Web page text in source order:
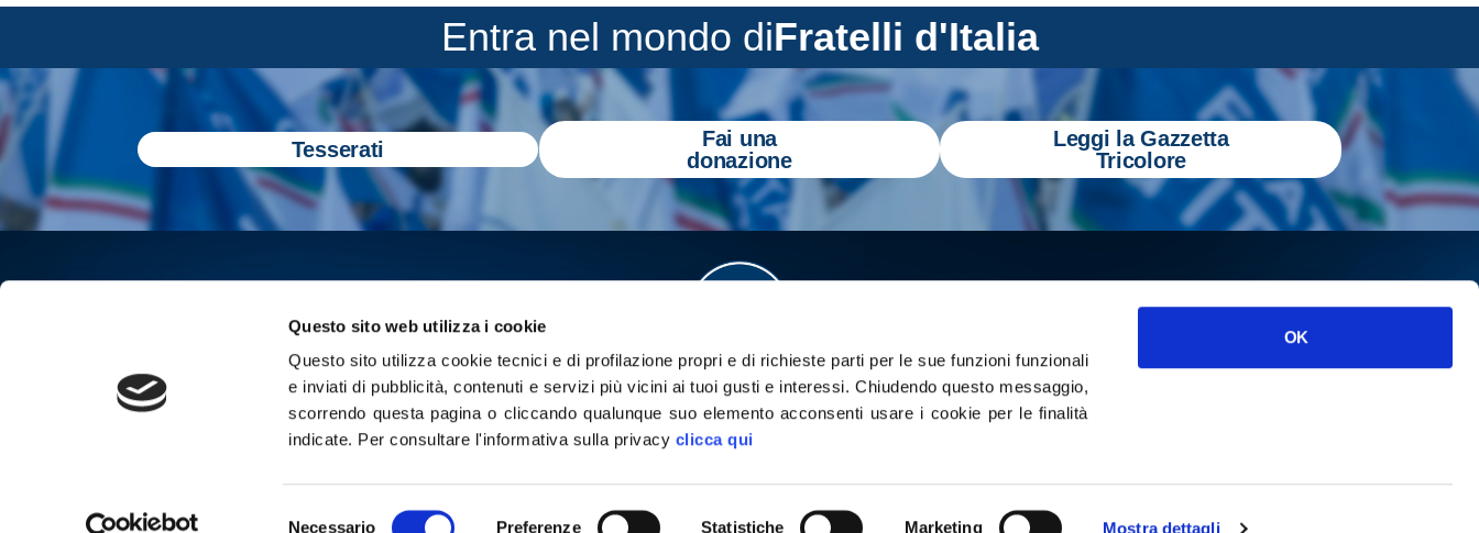
Questo sito web utilizza i cookie
Questo sito utilizza cookie tecnici e di profilazione propri e di richieste parti per le sue funzioni funzionali
e inviati di pubblicità, contenuti e servizi più vicini ai tuoi gusti e interessi.Chiudendo questo messaggio,
scorrendo questa pagina o cliccando qualunque suo elemento acconsenti usare i cookie per le finalità
indicate. Per consultare l'informativa sulla privacy clicca qui
Necessario Preferenze Statistiche Marketing Mostra dettagli
OK
Entra nel mondo diFratelli d'Italia
Tesserati
Fai una
donazione
Leggi la Gazzetta
Tricolore
Gazzetta Tricolore per tenerti aggiornato
Copyright 2026 - Tutti i diritti riservati Privacy Policy Cookie policy